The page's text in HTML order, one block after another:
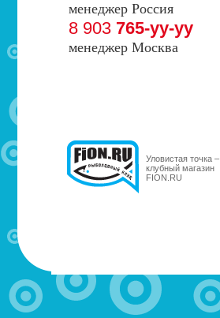
менеджер Россия
8 903 765-yy-yy
менеджер Москва
Уловистая точка –
клубный магазин
FION.RU